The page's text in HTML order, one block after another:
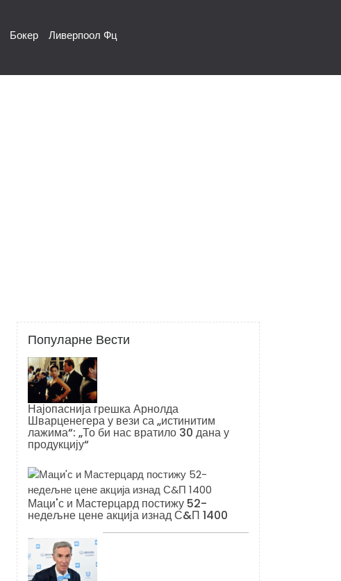
Бокер Ливерпоол Фц
Популарне Вести
Најопаснија грешка Арнолда
Шварценегера у вези са „истинитим
лажима“: „То би нас вратило 30 дана у
продукцију“
Маци'с и Мастерцард постижу 52-
недељне цене акција изнад С&П 1400